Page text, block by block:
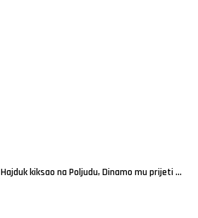
Hajduk kiksao na Poljudu, Dinamo mu prijeti preuzimanjem vrha